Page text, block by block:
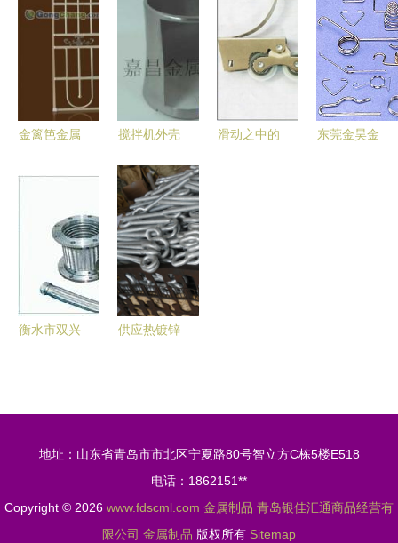
领域的卓越
践行者
质与魅力
——基于自
助贸易平台
的产品解析
品供应领航
者，打造品
质与创新双
中国铝业网
品中心 匠
心铸造，品
质保障
金篱笆金属
的防护窗领
跑品牌
搅拌机外壳
解析 金属
制品的工业
基础选择
滑动之中的
东莞金昊金
衡水市双兴
商
供应热镀锌
品首选青岛
涛盛金属
地址：山东省青岛市市北区宁夏路80号智立方C栋5楼E518
电话：1862151**
Copyright © 2026 www.fdscml.com 金属制品 青岛银佳汇通商品经营有
限公司 金属制品 版权所有 Sitemap